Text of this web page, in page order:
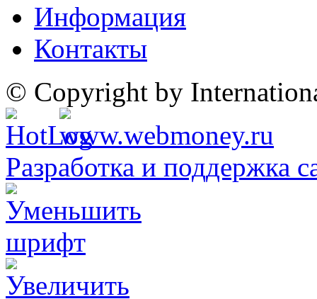
Информация
Контакты
© Copyright by
Разработка и поддержка